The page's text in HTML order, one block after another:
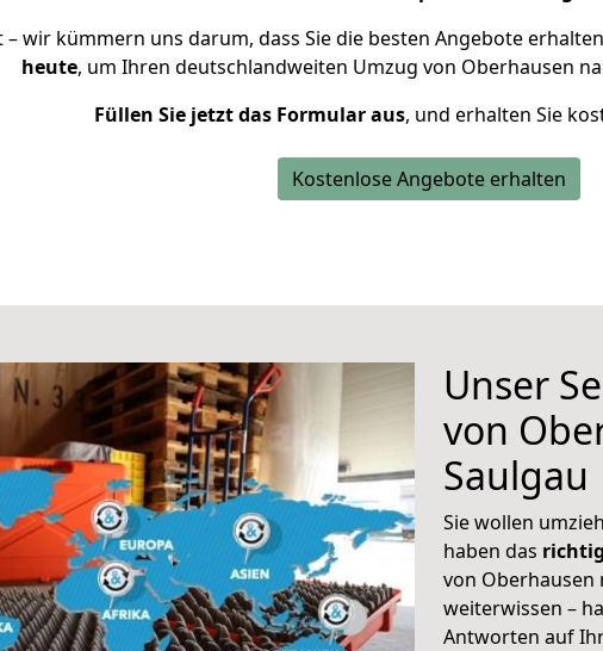
– wir kümmern uns darum, dass Sie die besten Angebote
heute, um Ihren deutschlandweiten Umzug von Oberhausen
Füllen Sie jetzt das Formular aus, und erhalten Sie
Kostenlose Angebote erhalten
Unser
von
Saulgau
Sie wollen
haben das
von Oberhausen
weiterwissen –
Antworten auf